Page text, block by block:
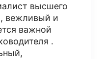
высшего
вежливый и
важной
.